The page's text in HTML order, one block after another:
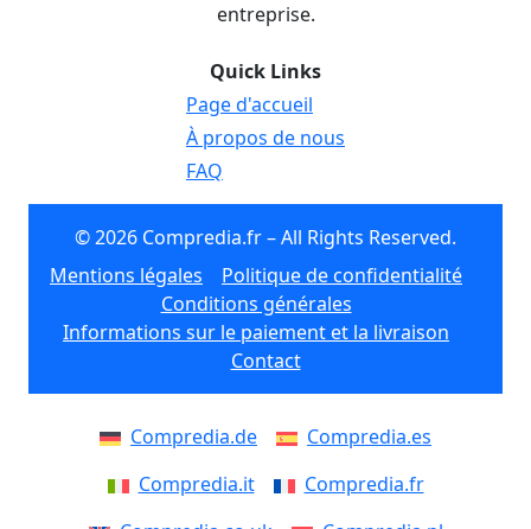
entreprise.
Quick Links
Page d'accueil
À propos de nous
FAQ
© 2026 Compredia.fr – All Rights Reserved.
Mentions légales
Politique de confidentialité
Conditions générales
Informations sur le paiement et la livraison
Contact
Compredia.de
Compredia.es
Compredia.it
Compredia.fr